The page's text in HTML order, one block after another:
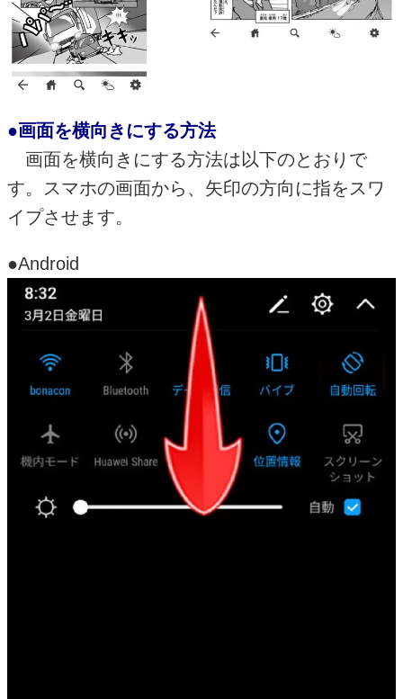
●画面を横向きにする方法
画面を横向きにする方法は以下のとおりで
す。スマホの画面から、矢印の方向に指をスワ
イプさせます。
●Android